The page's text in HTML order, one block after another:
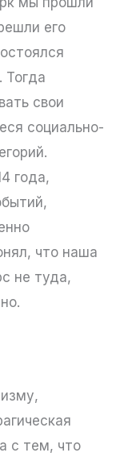
его
Тогда
свои
социально-
года,
что наша
не туда,
с тем, что